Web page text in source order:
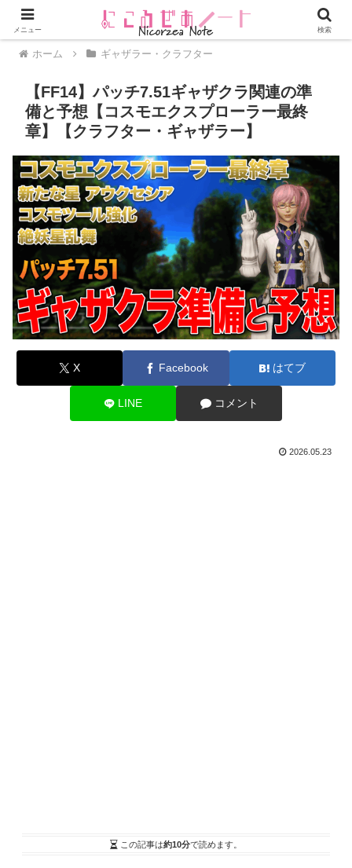
ホーム ギャザラー・クラフター
【FF14】パッチ7.51ギャザクラ関連の準
備と予想【コスモエクスプローラー最終
章】【クラフター・ギャザラー】
X Facebook はてブ
LINE コメント
2026.05.23
この記事は約10分で読めます。
メニュー 検索